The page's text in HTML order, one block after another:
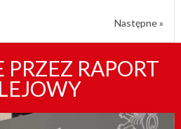
Następne »
PRZEZ RAPORT